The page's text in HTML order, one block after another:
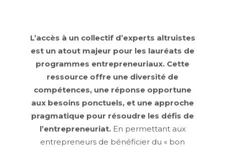
L’accès à un collectif d’experts altruistes
est un atout majeur pour les lauréats de
programmes entrepreneuriaux. Cette
ressource offre une diversité de
compétences, une réponse opportune
aux besoins ponctuels, et une approche
pragmatique pour résoudre les défis de
l’entrepreneuriat.En permettant aux
entrepreneurs de bénéficier du « bon